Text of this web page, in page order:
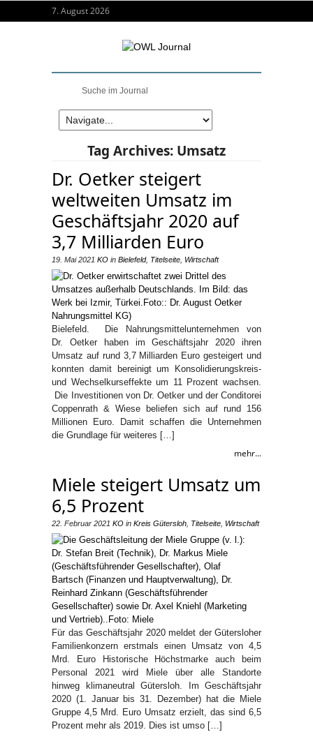
7. August 2026
Tag Archives: Umsatz
Dr. Oetker steigert
weltweiten Umsatz im
Geschäftsjahr 2020 auf
3,7 Milliarden Euro
19. Mai 2021 KO in Bielefeld, Titelseite Wirtschaft
Bielefeld. Die Nahrungsmittelunternehmen von
Dr. Oetker haben im Geschäftsjahr 2020 ihren
Umsatz auf rund 3,7 Milliarden Euro gesteigert und
konnten damit bereinigt um Konsolidierungskreis-
und Wechselkurseffekte um 11 Prozent wachsen.
Die Investitionen von Dr. Oetker und der Conditorei
Coppenrath & Wiese beliefen sich auf rund 156
Millionen Euro. Damit schaffen die Unternehmen
die Grundlage für weiteres […]
mehr...
Miele steigert Umsatz um
6,5 Prozent
22. Februar 2021 KO in Kreis Gütersloh Titelseite Wirtschaft
Für das Geschäftsjahr 2020 meldet der Gütersloher
Familienkonzern erstmals einen Umsatz von 4,5
Mrd. Euro Historische Höchstmarke auch beim
Personal 2021 wird Miele über alle Standorte
hinweg klimaneutral Gütersloh. Im Geschäftsjahr
2020 (1. Januar bis 31. Dezember) hat die Miele
Gruppe 4,5 Mrd. Euro Umsatz erzielt, das sind 6,5
Prozent mehr als 2019. Dies ist umso […]